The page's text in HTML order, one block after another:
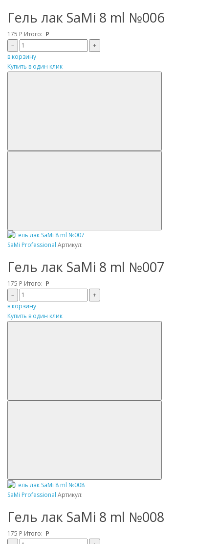
Гель лак SaMi 8 ml №006
175 Р Итого: Р
–
+
в корзину
Купить в один клик
SaMi Professional Артикул:
Гель лак SaMi 8 ml №007
175 Р Итого: Р
–
+
в корзину
Купить в один клик
SaMi Professional Артикул:
Гель лак SaMi 8 ml №008
175 Р Итого: Р